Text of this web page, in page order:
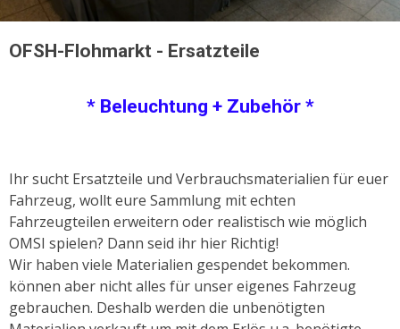
OFSH-Flohmarkt - Ersatzteile
* Beleuchtung + Zubehör *
Ihr sucht Ersatzteile und Verbrauchsmaterialien für euer
Fahrzeug, wollt eure Sammlung mit echten
Fahrzeugteilen erweitern oder realistisch wie möglich
OMSI spielen? Dann seid ihr hier Richtig!
Wir haben viele Materialien gespendet bekommen.
können aber nicht alles für unser eigenes Fahrzeug
gebrauchen. Deshalb werden die unbenötigten